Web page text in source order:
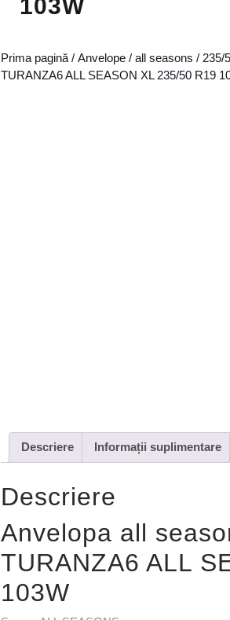
103W
Prima pagină / Anvelope / all seasons / 235/
TURANZA6 ALL SEASON XL 235/50 R19
Descriere Informații suplimentare
Descriere
Anvelopa all
TURANZA6 ALL
103W